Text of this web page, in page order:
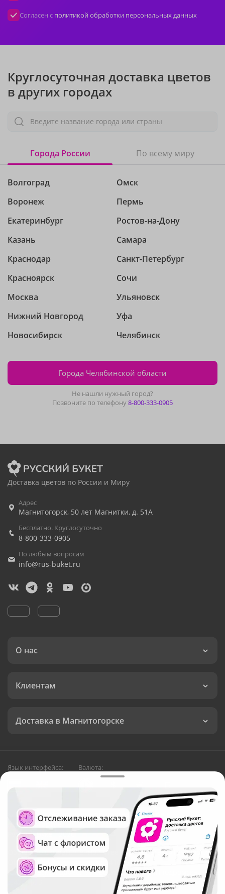
Согласен с политикой обработки персональных данных
Круглосуточная доставка цветов
в других городах
Введите название города или страны
Города России По всему миру
Волгоград
Воронеж
Екатеринбург
Казань
Краснодар
Красноярск
Москва
Нижний Новгород
Новосибирск
Омск
Пермь
Ростов-на-Дону
Самара
Санкт-Петербург
Сочи
Ульяновск
Уфа
Челябинск
Города Челябинской области
Не нашли нужный город?
Позвоните по телефону8-800-333-0905
Доставка цветов по России и Миру
Адрес
Магнитогорск, 50 лет Магнитки, д. 51А
Бесплатно. Круглосуточно
8-800-333-0905
По любым вопросам
info@rus-buket.ru
О нас
Клиентам
Доставка в Магнитогорске
Язык интерфейса: Валюта:
Служба круглосуточной доставки цветов в
Магнитогорске
Русский Букет, 2026
Общество с ограниченной ответственностью «Технология»
ОГРН: 1195476081745, ИНН: 5410081997
Юридический адрес: г. Новосибирск, ул. Ипподромская,